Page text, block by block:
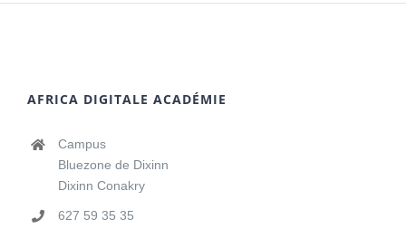
AFRICA DIGITALE ACADÉMIE
Campus
Bluezone de Dixinn
Dixinn Conakry
627 59 35 35